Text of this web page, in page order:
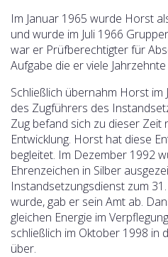
Im Januar 1965 wurde Horst
und wurde im Juli 1966
war er Prüfberechtigter für
Aufgabe die er viele
Schließlich übernahm Horst im
des Zugführers des
Zug befand sich zu dieser Zeit
Entwicklung. Horst hat diese
begleitet. Im Dezember 1992
Ehrenzeichen in Silber
Instandsetzungsdienst zum
wurde, gab er sein Amt ab.
gleichen Energie im
schließlich im Oktober 1998 in
über.